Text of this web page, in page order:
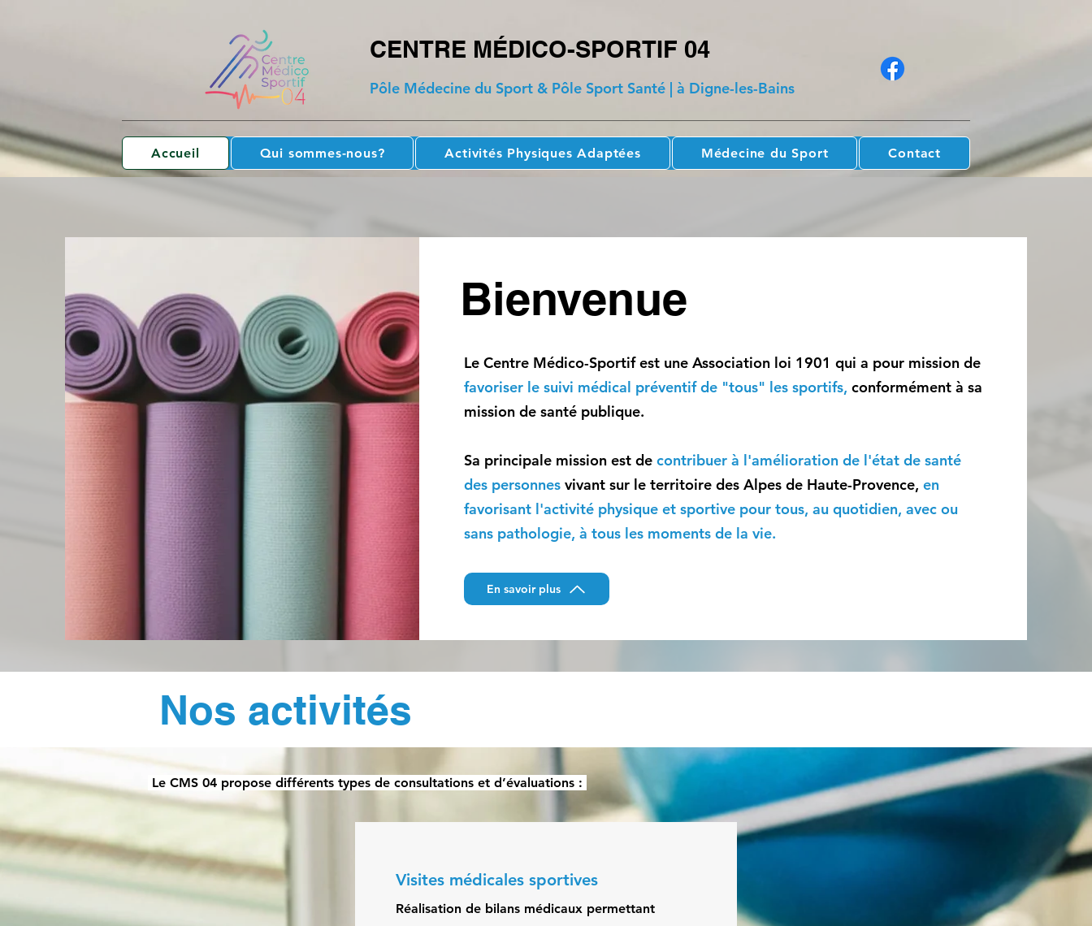
CENTRE MÉDICO-SPORTIF 04
Pôle Médecine du Sport & Pôle Sport Santé | à Digne-les-Bains
Accueil Qui sommes-nous? Activités Physiques Adaptées Médecine du Sport Contact
Bienvenue
Le Centre Médico-Sportif est une Association loi 1901 qui a pour mission de
favoriser le suivi médical préventif de "tous" les sportifs, conformément à sa
mission de santé publique.
Sa principale mission est de contribuer à l'amélioration de l'état de santé
des personnes vivant sur le territoire des Alpes de Haute-Provence, en
favorisant l'activité physique et sportive pour tous, au quotidien, avec ou
sans pathologie, à tous les moments de la vie.
En savoir plus
Nos activités
Le CMS 04 propose différents types de consultations et d’évaluations :
Visites médicales sportives
Réalisation de bilans médicaux permettant